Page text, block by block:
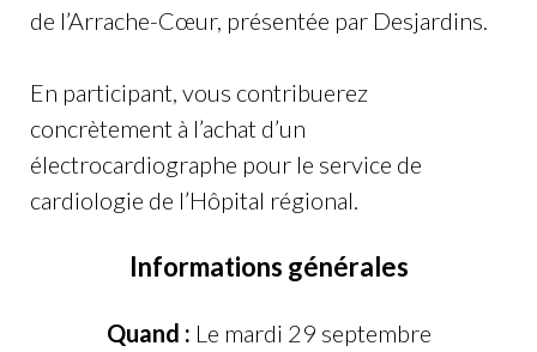
de l’Arrache-Cœur, présentée par Desjardins.
En participant, vous contribuerez
concrètement à l’achat d’un
électrocardiographe pour le service de
cardiologie de l’Hôpital régional.
Informations générales
Quand : Le mardi 29 septembre